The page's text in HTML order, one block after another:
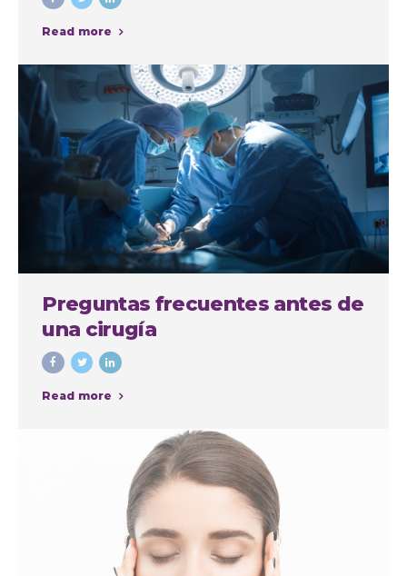
Read more
Preguntas frecuentes antes de
una cirugía
Read more